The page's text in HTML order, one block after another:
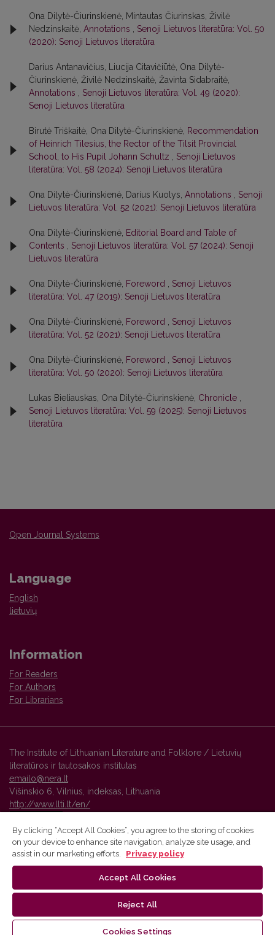
Ona Dilytė-Čiurinskienė, Mintautas Čiurinskas, Živilė
Nedzinskaitė, Annotations , Senoji Lietuvos literatūra: Vol. 50
(2020): Senoji Lietuvos literatūra
Darius Antanavičius, Liucija Citavičiūtė, Ona Dilytė-
Čiurinskienė, Živilė Nedzinskaitė, Žavinta Sidabraitė,
Annotations , Senoji Lietuvos literatūra: Vol. 49 (2020):
Senoji Lietuvos literatūra
Birutė Triškaitė, Ona Dilytė-Čiurinskienė, Recommendation
of Heinrich Tilesius, the Rector of the Tilsit Provincial
School, to His Pupil Johann Schultz , Senoji Lietuvos
literatūra: Vol. 58 (2024): Senoji Lietuvos literatūra
Ona Dilytė-Čiurinskienė, Darius Kuolys, Annotations , Senoji
Lietuvos literatūra: Vol. 52 (2021): Senoji Lietuvos literatūra
Ona Dilytė-Čiurinskienė, Editorial Board and Table of
Contents , Senoji Lietuvos literatūra: Vol. 57 (2024): Senoji
Lietuvos literatūra
Ona Dilytė-Čiurinskienė, Foreword , Senoji Lietuvos
literatūra: Vol. 47 (2019): Senoji Lietuvos literatūra
Ona Dilytė-Čiurinskienė, Foreword , Senoji Lietuvos
literatūra: Vol. 52 (2021): Senoji Lietuvos literatūra
Ona Dilytė-Čiurinskienė, Foreword , Senoji Lietuvos
literatūra: Vol. 50 (2020): Senoji Lietuvos literatūra
Lukas Bieliauskas, Ona Dilytė-Čiurinskienė, Chronicle ,
Senoji Lietuvos literatūra: Vol. 59 (2025): Senoji Lietuvos
literatūra
Open Journal Systems
Language
English
lietuvių
Information
For Readers
For Authors
For Librarians
The Institute of Lithuanian Literature and Folklore / Lietuvių
literatūros ir tautosakos institutas
emailo@nera.lt
Višinskio 6, Vilnius, indeksas, Lithuania
http://www.llti.lt/en/
Vilnius University Press platform and metadata are distributed by
By clicking “Accept All Cookies”, you agree to the storing of cookies
on your device to enhance site navigation, analyze site usage, and
assist in our marketing efforts.
Privacy policy
Accept All Cookies
Reject All
Cookies Settings